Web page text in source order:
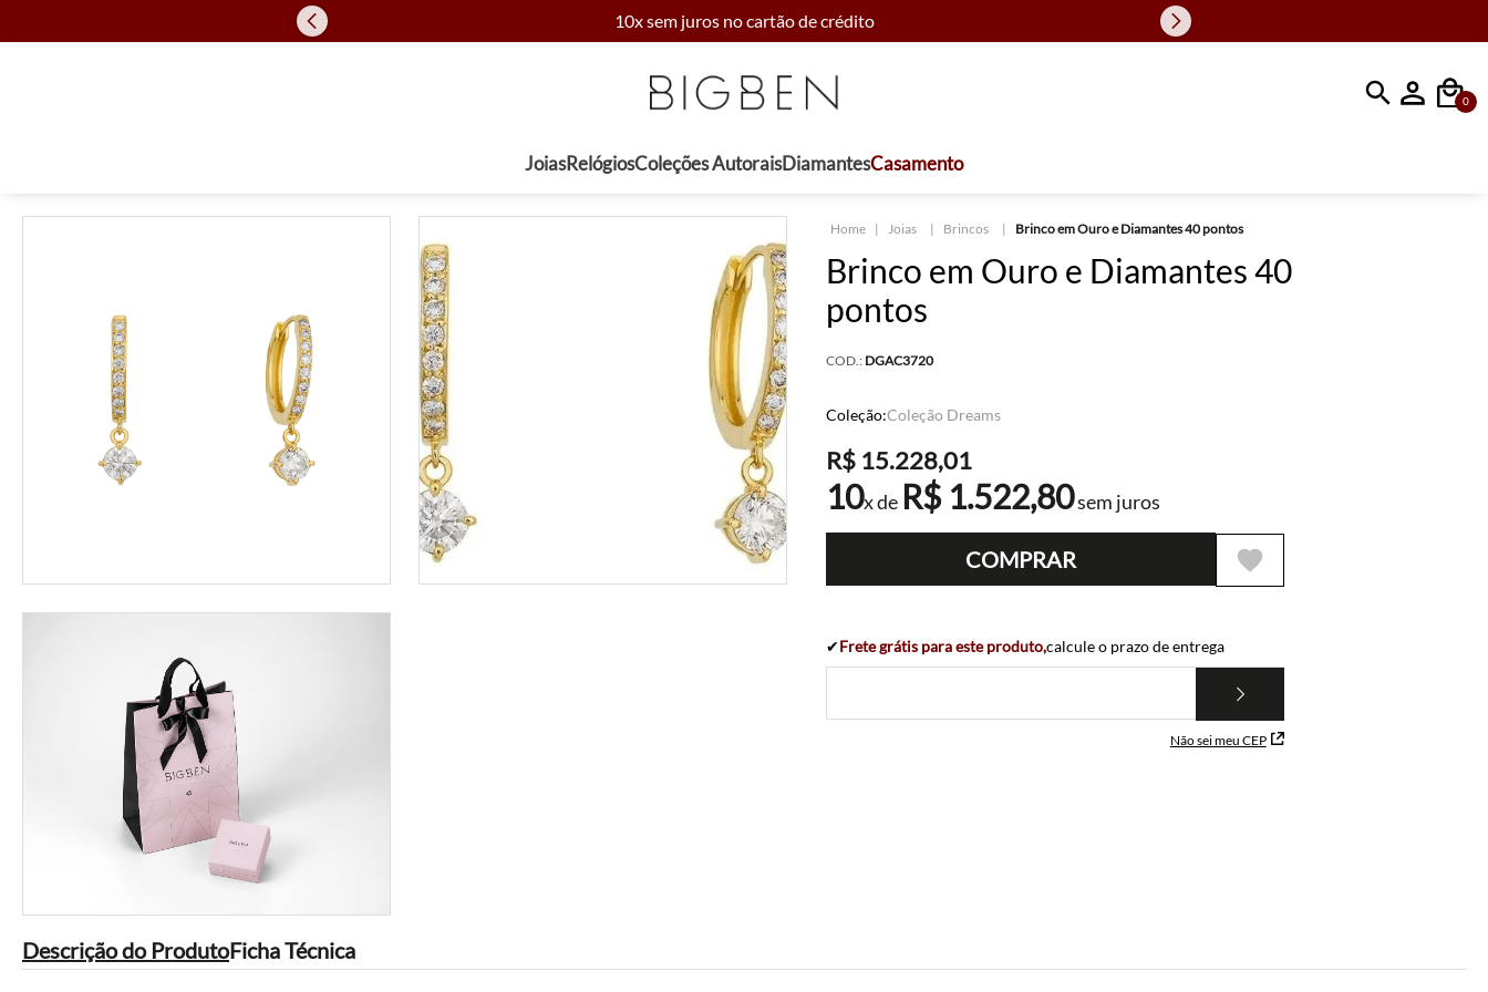
10x sem juros no cartão de crédito
Faça sua busca
0
JoiasRelógiosColeções AutoraisDiamantesCasamento
Joias Brincos Brinco em Ouro e Diamantes 40 pontos
Brinco em Ouro e Diamantes 40
pontos
COD.: DGAC3720
Coleção:Coleção Dreams
R$ 15.228,01
10x de R$ 1.522,80sem juros
COMPRAR
✔Frete grátis para este produto,calcule o prazo de entrega
Não sei meu CEP
Descrição do ProdutoFicha Técnica